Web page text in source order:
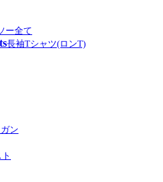
ー全て
長袖Tシャツ(ロンT)
ン